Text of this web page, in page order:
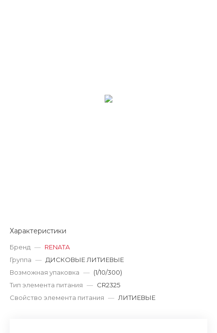
Характеристики
Бренд — RENATA
Группа — ДИСКОВЫЕ ЛИТИЕВЫЕ
Возможная упаковка — (1/10/300)
Тип элемента питания — CR2325
Свойство элемента питания — ЛИТИЕВЫЕ